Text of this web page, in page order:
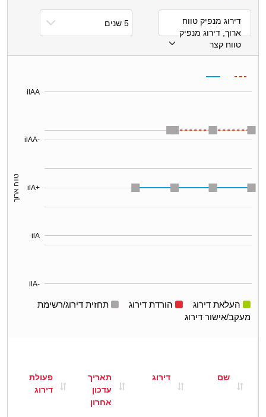
דירוג מנפיק טווח
ארוך, דירוג מנפיק
טווח קצר
ilA-
ilA
ilA+
ilAA-
ilAA
טווח ארוך
העלאת דירוג הורדת דירוג
תחזית דירוג/רשימת
מעקב/אישור דירוג
שם דירוג
תאריך
עדכון
אחרון
פעולת
דירוג